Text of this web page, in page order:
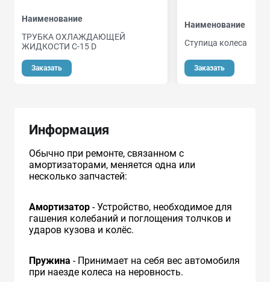
Наименование
ТРУБКА ОХЛАЖДАЮЩЕЙ
ЖИДКОСТИ C-15 D
Заказать
Наименование
Ступица колеса
Заказать
Информация
Обычно при ремонте, связанном с
амортизаторами, меняется одна или
несколько запчастей:
Амортизатор - Устройство, необходимое для
гашения колебаний и поглощения толчков и
ударов кузова и колёс.
Пружина - Принимает на себя вес автомобиля
при наезде колеса на неровность.